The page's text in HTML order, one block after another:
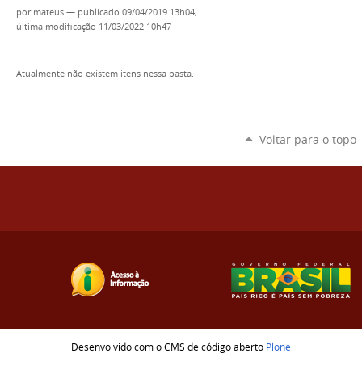
por mateus — publicado 09/04/2019 13h04,
última modificação 11/03/2022 10h47
Atualmente não existem itens nessa pasta.
Voltar para o topo
Desenvolvido com o CMS de código aberto Plone